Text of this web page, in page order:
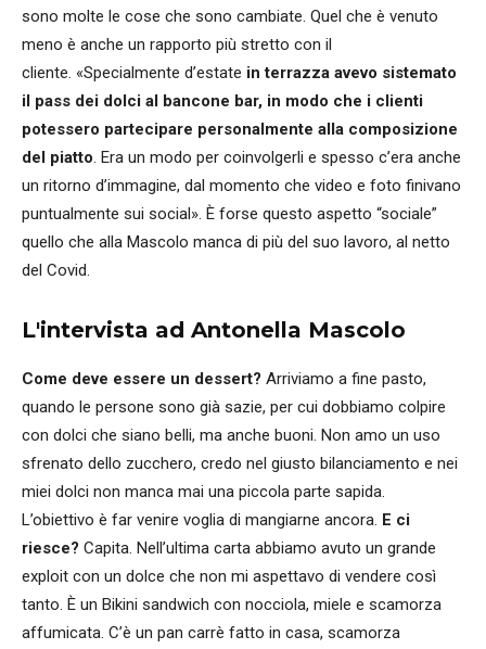
sono molte le cose che sono cambiate. Quel che è venuto
meno è anche un rapporto più stretto con il
cliente. «Specialmente d’estate in terrazza avevo sistemato
il pass dei dolci al bancone bar, in modo che i clienti
potessero partecipare personalmente alla composizione
del piatto. Era un modo per coinvolgerli e spesso c’era anche
un ritorno d’immagine, dal momento che video e foto finivano
puntualmente sui social». È forse questo aspetto “sociale”
quello che alla Mascolo manca di più del suo lavoro, al netto
del Covid.
L'intervista ad Antonella Mascolo
Come deve essere un dessert? Arriviamo a fine pasto,
quando le persone sono già sazie, per cui dobbiamo colpire
con dolci che siano belli, ma anche buoni. Non amo un uso
sfrenato dello zucchero, credo nel giusto bilanciamento e nei
miei dolci non manca mai una piccola parte sapida.
L’obiettivo è far venire voglia di mangiarne ancora. E ci
riesce? Capita. Nell’ultima carta abbiamo avuto un grande
exploit con un dolce che non mi aspettavo di vendere così
tanto. È un Bikini sandwich con nocciola, miele e scamorza
affumicata. C’è un pan carrè fatto in casa, scamorza